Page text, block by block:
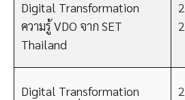
Digital Transformation
ความรู้ VDO จาก SET
Thailand
Digital Transformation